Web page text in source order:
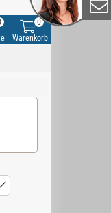
0
Warenkorb